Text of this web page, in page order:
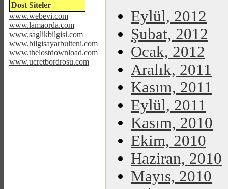
Dost Siteler
www.webevi.com
www.lamaorda.com
www.saglikbilgisi.com
www.bilgisayarbulteni.com
www.thelostdownload.com
www.ucretbordrosu.com
Eylül, 2012
Şubat, 2012
Ocak, 2012
Aralık, 2011
Kasım, 2011
Eylül, 2011
Kasım, 2010
Ekim, 2010
Haziran, 2010
Mayıs, 2010